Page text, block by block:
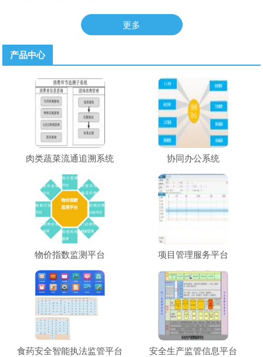
更多
产品中心
肉类蔬菜流通追溯系统 协同办公系统
物价指数监测平台 项目管理服务平台
食药安全智能执法监管平台 安全生产监管信息平台